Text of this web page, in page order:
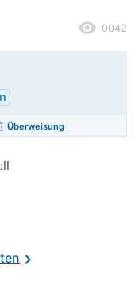
remove_red_eye 0042
Überweisung
chevron_right